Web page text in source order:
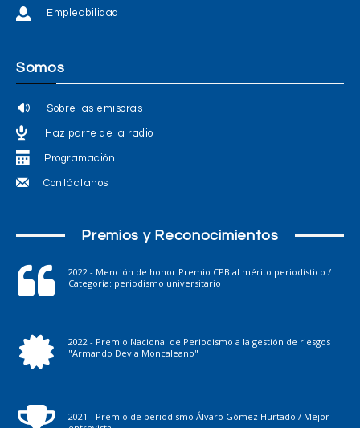
Empleabilidad
Somos
Sobre las emisoras
Haz parte de la radio
Programación
Contáctanos
Premios y Reconocimientos
2022 - Mención de honor Premio CPB al mérito periodístico /
Categoría: periodismo universitario
2022 - Premio Nacional de Periodismo a la gestión de riesgos
"Armando Devia Moncaleano"
2021 - Premio de periodismo Álvaro Gómez Hurtado / Mejor